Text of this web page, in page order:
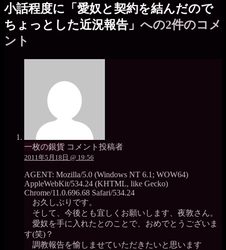
小話程度に「愛奴と契約を結んだので
ちょっとした近況報告」 への2件のコメ
ント
一枚の銀貨 コメント投稿者
2011年5月18日 @ 19:56
AGENT: Mozilla/5.0 (Windows NT 6.1; WOW64)
AppleWebKit/534.24 (KHTML, like Gecko)
Chrome/11.0.696.68 Safari/534.24
お久しぶりです。
そして、今後とも宜しくお願いします、夜敦さん。
愛奴を手に入れたとのことで、おめでとうございま
す(笑)？
調教報告を愉しませていただきたいと思います